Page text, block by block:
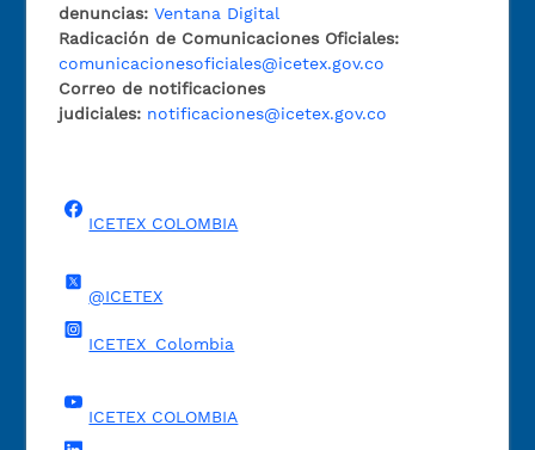
denuncias: Ventana Digital
Radicación de Comunicaciones Oficiales:
comunicacionesoficiales@icetex.gov.co
Correo de notificaciones
judiciales: notificaciones@icetex.gov.co
ICETEX COLOMBIA
@ICETEX
ICETEX_Colombia
ICETEX COLOMBIA